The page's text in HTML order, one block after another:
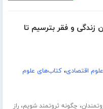
زندگی و فقر بترسیم تا
اقتصادی،کتاب‌های علوم
، چگونه ثروتمند شویم،راز